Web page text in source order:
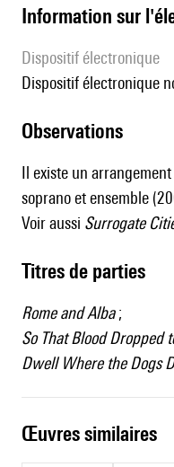
Information sur
Dispositif électronique
dispositif électronique
observations
Il existe un
soprano et ensemble
Voir aussi Surrogate
Titres de parties
Rome and Alba;
So That Blood Dropped
Dwell Where the Dogs
œuvres similaires